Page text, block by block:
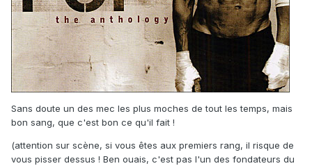
Sans doute un des mec les plus moches de tout les temps, mais
bon sang, que c'est bon ce qu'il fait !
(attention sur scène, si vous êtes aux premiers rang, il risque de
vous pisser dessus ! Ben ouais, c'est pas l'un des fondateurs du